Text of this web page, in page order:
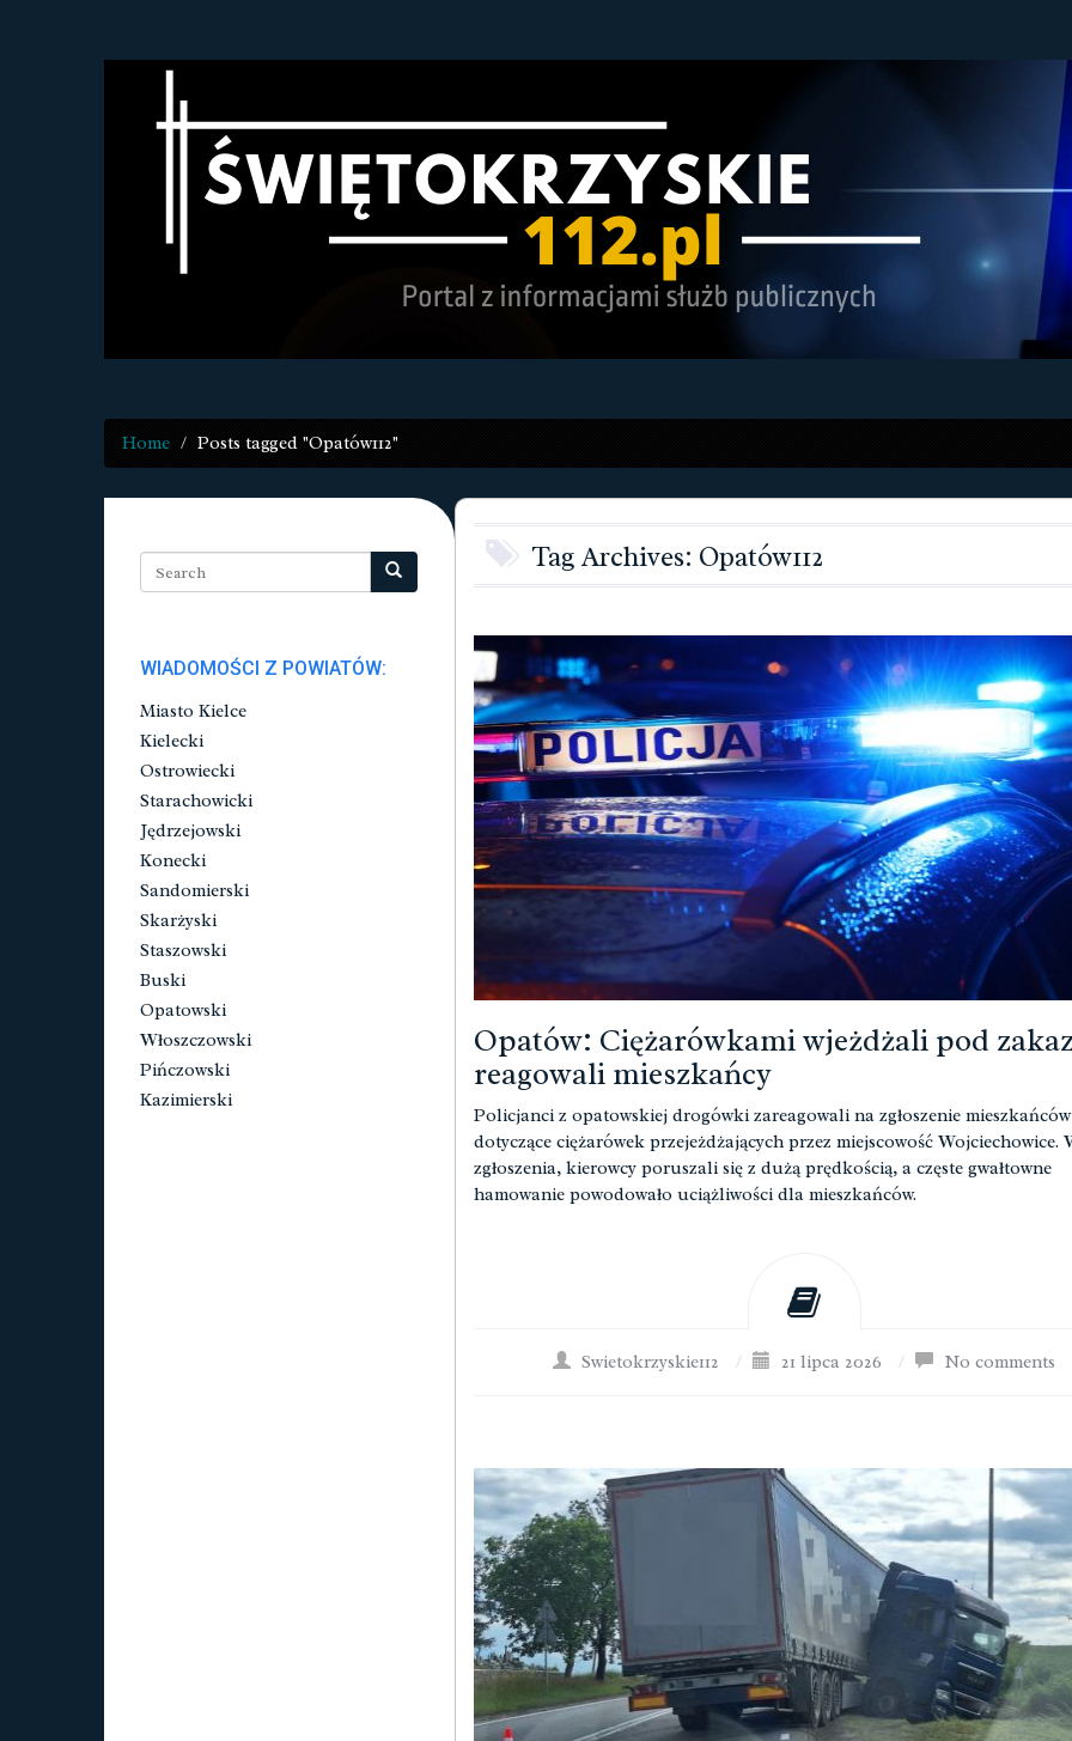
Home Posts tagged "Opatów112"
Tag Archives: Opatów112
Opatów: Ciężarówkami wjeżdżali pod
reagowali mieszkańcy
Policjanci z opatowskiej drogówki zareagowali na zgłoszenie mieszkańców
dotyczące ciężarówek przejeżdżających przez miejscowość Wojciechowice.
zgłoszenia, kierowcy poruszali się z dużą prędkością, a częste gwałtowne
hamowanie powodowało uciążliwości dla mieszkańców.
Swietokrzyskie112 / 21 lipca 2026 / No comments
WIADOMOŚCI Z POWIATÓW:
Miasto Kielce
Kielecki
Ostrowiecki
Starachowicki
Jędrzejowski
Konecki
Sandomierski
Skarżyski
Staszowski
Buski
Opatowski
Włoszczowski
Pińczowski
Kazimierski